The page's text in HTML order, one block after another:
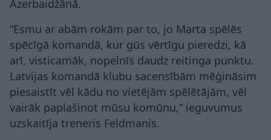
Azerbaidžānā.
“Esmu ar abām rokām par to, jo Marta spēlēs
spēcīgā komandā, kur gūs vērtīgu pieredzi, kā
arī, visticamāk, nopelnīs daudz reitinga punktu.
Latvijas komandā klubu sacensībām mēģināsim
piesaistīt vēl kādu no vietējām spēlētājām, vēl
vairāk paplašinot mūsu komūnu,” ieguvumus
uzskaitīja treneris Feldmanis.